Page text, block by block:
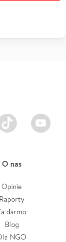
Youtube
O nas
Opinie
Raporty
darmo
Blog
NGO